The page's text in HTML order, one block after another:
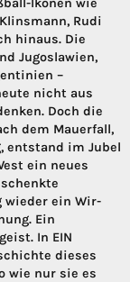
Rudi
hinaus. Die
Jugoslawien,
–
nicht aus
Doch die
dem Mauerfall,
entstand im Jubel
ein neues
wieder ein Wir-
Ein
In EIN
dieses
wie nur sie es